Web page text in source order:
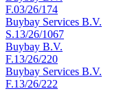
F.03/26/174
Buybay Services B.V.
S.13/26/1067
Buybay B.V.
F.13/26/220
Buybay Services B.V.
F.13/26/222